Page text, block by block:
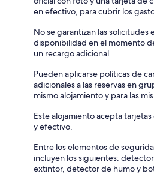
en efectivo, para cubrir los
No se garantizan las solicitudes
disponibilidad en el momento
un recargo adicional.
Pueden aplicarse políticas de
adicionales a las reservas en
mismo alojamiento y para las
Este alojamiento acepta
y efectivo.
Entre los elementos de
incluyen los siguientes:
extintor, detector de humo y